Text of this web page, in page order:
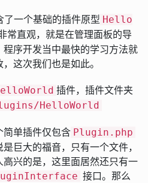
一个基础的插件原型 Hello
常直观，就是在管理面板的导
序开发当中最快的学习方法就
这次我们也是如此。
插件，插件文件夹
HelloWorld
单插件仅包含 Plugin.php
巨大的福音，只有一个文件，
兴的是，这里面居然还只有一
接口。那么